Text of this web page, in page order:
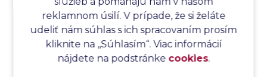
Analýza stromu chýb softvéru
Analýza testovacieho bodu
Analýza toku riadenia
Analýza toku údajov
reklamnom úsilí. V prípade, že si želáte
udeliť nám súhlas s ich spracovaním prosím
kliknite na ,,Súhlasím“. Viac informácií
nájdete na podstránke cookies.